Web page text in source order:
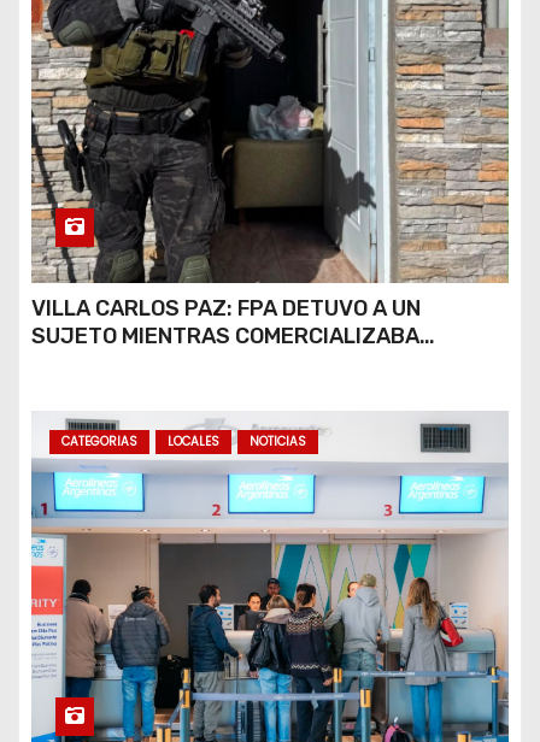
VILLA CARLOS PAZ: FPA DETUVO A UN
SUJETO MIENTRAS COMERCIALIZABA
CATEGORIAS LOCALES NOTICIAS